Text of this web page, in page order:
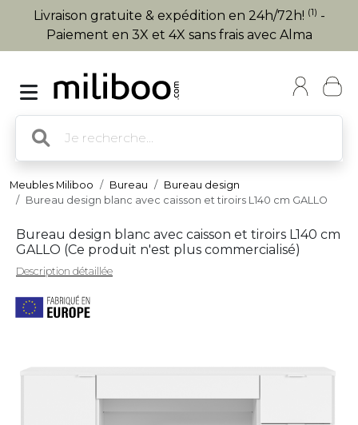
Livraison gratuite & expédition en 24h/72h! (1) -
Paiement en 3X et 4X sans frais avec Alma
Meubles Miliboo Bureau
Bureau design
Bureau design blanc avec caisson et tiroirs L140 cm GALLO
Bureau design blanc avec caisson et tiroirs L140 cm
GALLO (Ce produit n'est plus commercialisé)
Description détaillée